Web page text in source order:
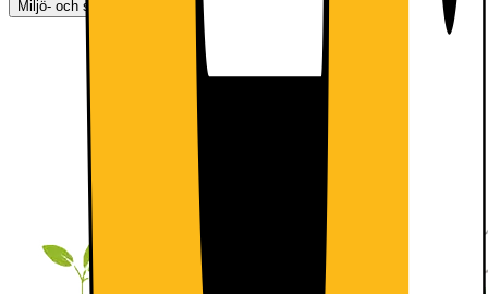
Miljö- och säkerhetsinformation